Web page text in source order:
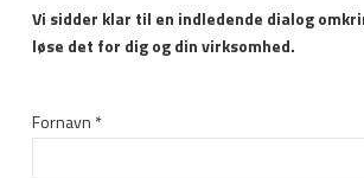
Vi sidder klar til en indledende dialog
løse det for dig og din virksomhed.
Fornavn *